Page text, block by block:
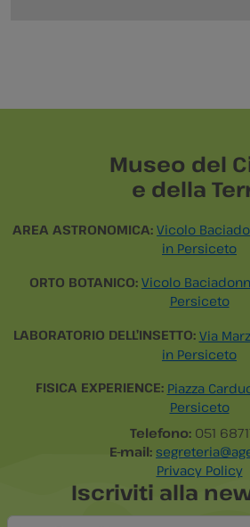
Museo del
e della
AREA ASTRONOMICA: Vicolo
in Persiceto
ORTO BOTANICO: Vicolo
Persiceto
LABORATORIO DELL’INSETTO: Via
in Persiceto
FISICA EXPERIENCE: Piazza
Persiceto
Telefono: 051
E-mail:
Privacy Policy
Iscriviti alla